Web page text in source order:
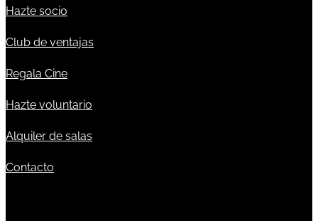
Hazte socio
Club de ventajas
Regala Cine
Hazte voluntario
Alquiler de salas
Contacto